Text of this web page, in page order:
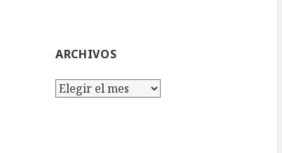
ARCHIVOS
Archivos